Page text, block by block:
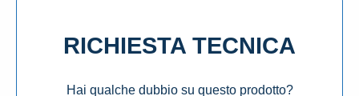
RICHIESTA TECNICA
Hai qualche dubbio su questo prodotto?